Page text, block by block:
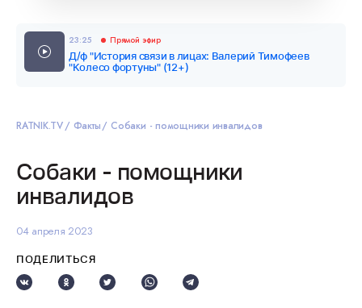
23:25 Прямой эфир
Д/ф "История связи в лицах: Валерий Тимофеев
"Колесо фортуны" (12+)
RATNIK.TV Факты Собаки - помощники инвалидов
Собаки - помощники
инвалидов
04 апреля 2023
ПОДЕЛИТЬСЯ